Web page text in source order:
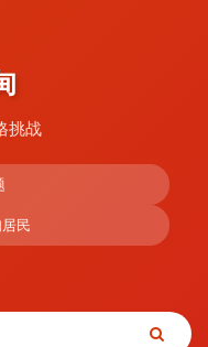
挑战
民